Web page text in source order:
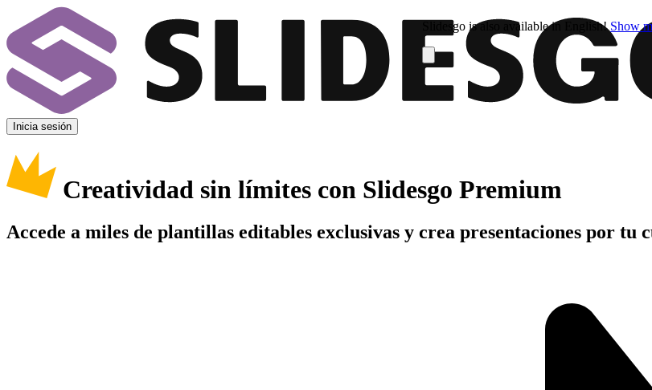
Slidesgo is also available in English! Show
Inicia sesión
Creatividad sin límites con Slidesgo Premium
Accede a miles de plantillas editables exclusivas y crea presentaciones por tu